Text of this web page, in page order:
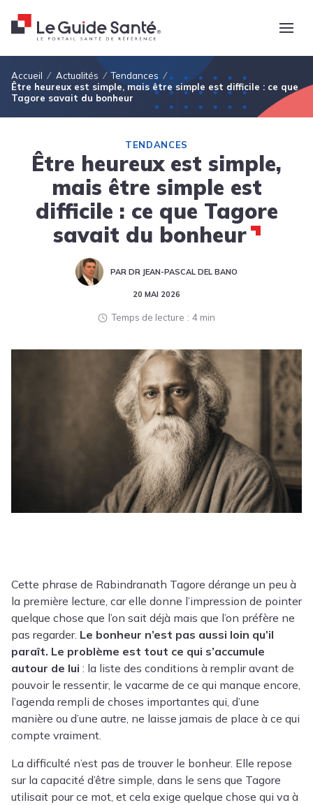
Fil d'Ariane
Accueil Actualités
Tendances
Être heureux est simple, mais être simple est difficile : ce que
Tagore savait du bonheur
TENDANCES
Être heureux est simple,
mais être simple est
difficile : ce que Tagore
savait du bonheur
PAR DR JEAN-PASCAL DEL BANO
20 MAI 2026
Temps de lecture 4 min
Cette phrase de Rabindranath Tagore dérange un peu à
la première lecture, car elle donne l’impression de pointer
quelque chose que l’on sait déjà mais que l’on préfère ne
pas regarder. Le bonheur n’est pas aussi loin qu’il
paraît. Le problème est tout ce qui s’accumule
autour de lui : la liste des conditions à remplir avant de
pouvoir le ressentir, le vacarme de ce qui manque encore,
l’agenda rempli de choses importantes qui, d’une
manière ou d’une autre, ne laisse jamais de place à ce qui
compte vraiment.
La difficulté n’est pas de trouver le bonheur. Elle repose
sur la capacité d’être simple, dans le sens que Tagore
utilisait pour ce mot, et cela exige quelque chose qui va à